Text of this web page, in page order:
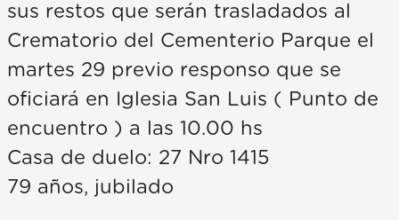
sus restos que serán trasladados al
Crematorio del Cementerio Parque el
martes 29 previo responso que se
oficiará en Iglesia San Luis ( Punto de
encuentro ) a las 10.00 hs
Casa de duelo: 27 Nro 1415
79 años, jubilado